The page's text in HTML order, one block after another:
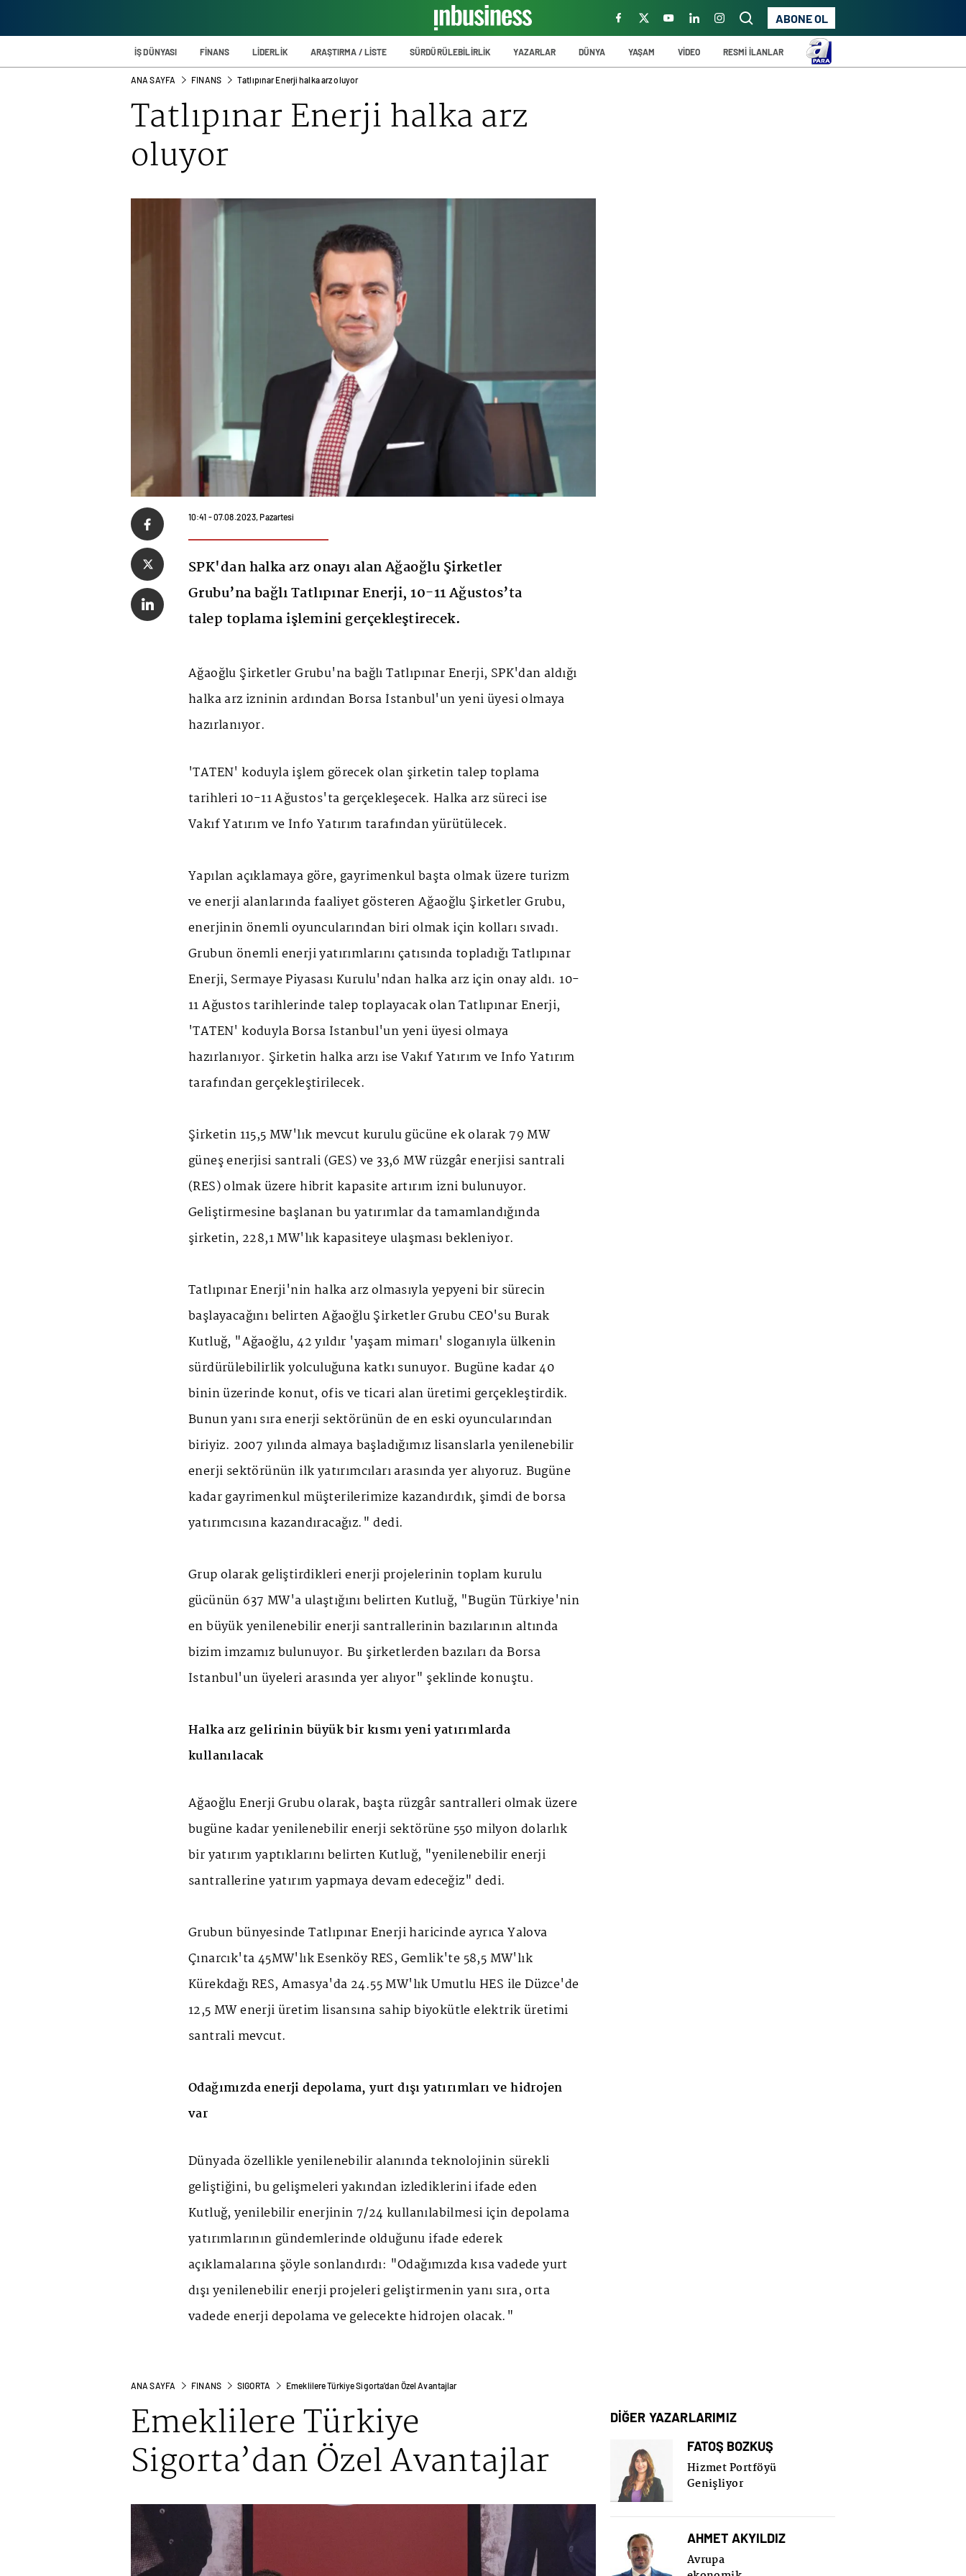
ABONE OL
İŞ DÜNYASI FİNANS LİDERLİK ARAŞTIRMA / LİSTE SÜRDÜRÜLEBİLİRLİK YAZARLAR DÜNYA YAŞAM VİDEO RESMİ İLANLAR
ANA SAYFA FINANS Tatlıpınar Enerji halka arz oluyor
Tatlıpınar Enerji halka arz
oluyor
10:41 - 07.08.2023, Pazartesi
SPK'dan halka arz onayı alan Ağaoğlu Şirketler
Grubu’na bağlı Tatlıpınar Enerji, 10-11 Ağustos’ta
talep toplama işlemini gerçekleştirecek.
Ağaoğlu Şirketler Grubu'na bağlı Tatlıpınar Enerji, SPK'dan aldığı
halka arz izninin ardından Borsa İstanbul'un yeni üyesi olmaya
hazırlanıyor.
'TATEN' koduyla işlem görecek olan şirketin talep toplama
tarihleri 10-11 Ağustos'ta gerçekleşecek. Halka arz süreci ise
Vakıf Yatırım ve İnfo Yatırım tarafından yürütülecek.
Yapılan açıklamaya göre, gayrimenkul başta olmak üzere turizm
ve enerji alanlarında faaliyet gösteren Ağaoğlu Şirketler Grubu,
enerjinin önemli oyuncularından biri olmak için kolları sıvadı.
Grubun önemli enerji yatırımlarını çatısında topladığı Tatlıpınar
Enerji, Sermaye Piyasası Kurulu'ndan halka arz için onay aldı. 10-
11 Ağustos tarihlerinde talep toplayacak olan Tatlıpınar Enerji,
'TATEN' koduyla Borsa İstanbul'un yeni üyesi olmaya
hazırlanıyor. Şirketin halka arzı ise Vakıf Yatırım ve İnfo Yatırım
tarafından gerçekleştirilecek.
Şirketin 115,5 MW'lık mevcut kurulu gücüne ek olarak 79 MW
güneş enerjisi santrali (GES) ve 33,6 MW rüzgâr enerjisi santrali
(RES) olmak üzere hibrit kapasite artırım izni bulunuyor.
Geliştirmesine başlanan bu yatırımlar da tamamlandığında
şirketin, 228,1 MW'lık kapasiteye ulaşması bekleniyor.
Tatlıpınar Enerji'nin halka arz olmasıyla yepyeni bir sürecin
başlayacağını belirten Ağaoğlu Şirketler Grubu CEO'su Burak
Kutluğ, "Ağaoğlu, 42 yıldır 'yaşam mimarı' sloganıyla ülkenin
sürdürülebilirlik yolculuğuna katkı sunuyor. Bugüne kadar 40
binin üzerinde konut, ofis ve ticari alan üretimi gerçekleştirdik.
Bunun yanı sıra enerji sektörünün de en eski oyuncularından
biriyiz. 2007 yılında almaya başladığımız lisanslarla yenilenebilir
enerji sektörünün ilk yatırımcıları arasında yer alıyoruz. Bugüne
kadar gayrimenkul müşterilerimize kazandırdık, şimdi de borsa
yatırımcısına kazandıracağız." dedi.
Grup olarak geliştirdikleri enerji projelerinin toplam kurulu
gücünün 637 MW'a ulaştığını belirten Kutluğ, "Bugün Türkiye'nin
en büyük yenilenebilir enerji santrallerinin bazılarının altında
bizim imzamız bulunuyor. Bu şirketlerden bazıları da Borsa
İstanbul'un üyeleri arasında yer alıyor" şeklinde konuştu.
Halka arz gelirinin büyük bir kısmı yeni yatırımlarda
kullanılacak
Ağaoğlu Enerji Grubu olarak, başta rüzgâr santralleri olmak üzere
bugüne kadar yenilenebilir enerji sektörüne 550 milyon dolarlık
bir yatırım yaptıklarını belirten Kutluğ, "yenilenebilir enerji
santrallerine yatırım yapmaya devam edeceğiz" dedi.
Grubun bünyesinde Tatlıpınar Enerji haricinde ayrıca Yalova
Çınarcık'ta 45MW'lık Esenköy RES, Gemlik'te 58,5 MW'lık
Kürekdağı RES, Amasya'da 24.55 MW'lık Umutlu HES ile Düzce'de
12,5 MW enerji üretim lisansına sahip biyokütle elektrik üretimi
santrali mevcut.
Odağımızda enerji depolama, yurt dışı yatırımları ve hidrojen
var
Dünyada özellikle yenilenebilir alanında teknolojinin sürekli
geliştiğini, bu gelişmeleri yakından izlediklerini ifade eden
Kutluğ, yenilebilir enerjinin 7/24 kullanılabilmesi için depolama
yatırımlarının gündemlerinde olduğunu ifade ederek
açıklamalarına şöyle sonlandırdı: "Odağımızda kısa vadede yurt
dışı yenilenebilir enerji projeleri geliştirmenin yanı sıra, orta
vadede enerji depolama ve gelecekte hidrojen olacak."
ANA SAYFA FINANS SIGORTA Emeklilere Türkiye Sigorta’dan Özel Avantajlar
Emeklilere Türkiye
Sigorta’dan Özel Avantajlar
DİĞER YAZARLARIMIZ
FATOŞ BOZKUŞ
Hizmet Portföyü
Genişliyor
AHMET AKYILDIZ
Avrupa